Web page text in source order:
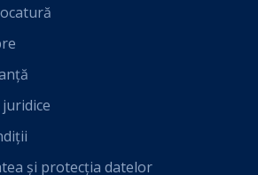
și protecția datelor